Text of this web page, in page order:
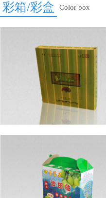
彩箱/彩盒 Color box